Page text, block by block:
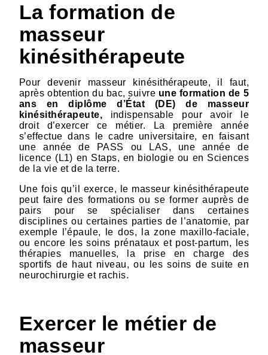
La formation de
masseur
kinésithérapeute
Pour devenir masseur kinésithérapeute, il faut,
après obtention du bac, suivre une formation de 5
ans en diplôme d’État (DE) de masseur
kinésithérapeute, indispensable pour avoir le
droit d’exercer ce métier. La première année
s’effectue dans le cadre universitaire, en faisant
une année de PASS ou LAS, une année de
licence (L1) en Staps, en biologie ou en Sciences
de la vie et de la terre.
Une fois qu’il exerce, le masseur kinésithérapeute
peut faire des formations ou se former auprès de
pairs pour se spécialiser dans certaines
disciplines ou certaines parties de l’anatomie, par
exemple l’épaule, le dos, la zone maxillo-faciale,
ou encore les soins prénataux et post-partum, les
thérapies manuelles, la prise en charge des
sportifs de haut niveau, ou les soins de suite en
neurochirurgie et rachis.
Exercer le métier de
masseur